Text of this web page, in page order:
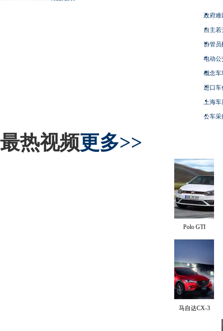
政府难
自主
协管员
电动
概念车
进口车
上海
公车采
最热视频更多>>
Polo GTI
马自达CX-3